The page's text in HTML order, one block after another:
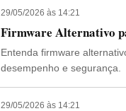
29/05/2026 às 14:21
Firmware Alternativo
Entenda firmware
desempenho e segurança.
29/05/2026 às 14:21